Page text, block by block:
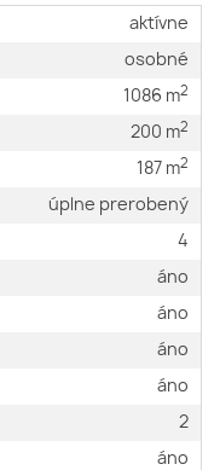
aktívne
osobné
1086 m2
200 m2
187 m2
úplne prerobený
4
áno
áno
áno
áno
2
áno